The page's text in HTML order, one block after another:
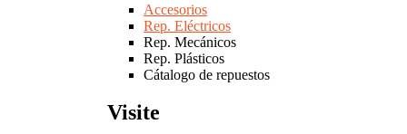
Accesorios
Rep. Eléctricos
Rep. Mecánicos
Rep. Plásticos
Cátalogo de repuestos
Visite